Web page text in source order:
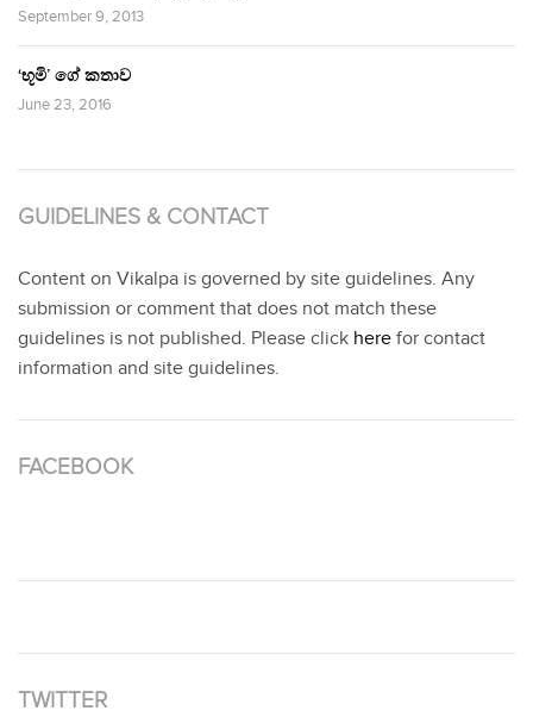
September 9, 2013
‘භූමි’ ගේ කතාව
June 23, 2016
GUIDELINES & CONTACT
Content on Vikalpa is governed by site guidelines. Any
submission or comment that does not match these
guidelines is not published. Please click here for contact
information and site guidelines.
FACEBOOK
TWITTER